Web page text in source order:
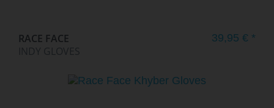
RACE FACE
INDY GLOVES
39,95 € *